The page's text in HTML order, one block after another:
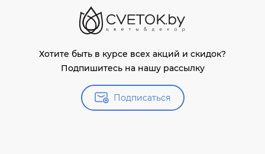
Хотите быть в курсе всех акций и скидок?
Подпишитесь на нашу рассылку
Подписаться